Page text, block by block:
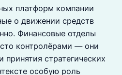
платформ компании
о движении средств
Финансовые отделы
контролёрами — они
принятия стратегических
особую роль